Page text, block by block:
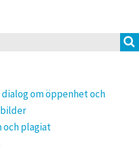
dialog om öppenhet och
plagiat